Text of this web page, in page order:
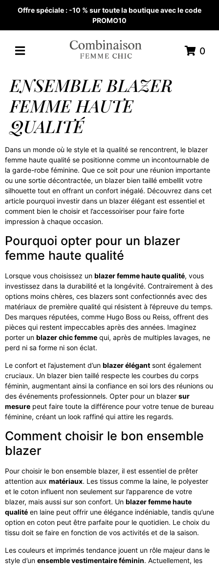
Offre spéciale : -10 % sur toute la boutique avec le code
PROMO10
0
ENSEMBLE BLAZER
FEMME HAUTE
QUALITÉ
Dans un monde où le style et la qualité se rencontrent, le blazer
femme haute qualité se positionne comme un incontournable de
la garde-robe féminine. Que ce soit pour une réunion importante
ou une sortie décontractée, un blazer bien taillé embellit votre
silhouette tout en offrant un confort inégalé. Découvrez dans cet
article pourquoi investir dans un blazer élégant est essentiel et
comment bien le choisir et l’accessoiriser pour faire forte
impression à chaque occasion.
Pourquoi opter pour un blazer
femme haute qualité
Lorsque vous choisissez un blazer femme haute qualité, vous
investissez dans la durabilité et la longévité. Contrairement à des
options moins chères, ces blazers sont confectionnés avec des
matériaux de première qualité qui résistent à l’épreuve du temps.
Des marques réputées, comme Hugo Boss ou Reiss, offrent des
pièces qui restent impeccables après des années. Imaginez
porter un blazer chic femme qui, après de multiples lavages, ne
perd ni sa forme ni son éclat.
Le confort et l’ajustement d’un blazer élégant sont également
cruciaux. Un blazer bien taillé respecte les courbes du corps
féminin, augmentant ainsi la confiance en soi lors des réunions ou
des événements professionnels. Opter pour un blazer sur
mesure peut faire toute la différence pour votre tenue de bureau
féminine, créant un look raffiné qui attire les regards.
Comment choisir le bon ensemble
blazer
Pour choisir le bon ensemble blazer, il est essentiel de prêter
attention aux matériaux. Les tissus comme la laine, le polyester
et le coton influent non seulement sur l’apparence de votre
blazer, mais aussi sur son confort. Un blazer femme haute
qualité en laine peut offrir une élégance indéniable, tandis qu’une
option en coton peut être parfaite pour le quotidien. Le choix du
tissu doit se faire en fonction de vos activités et de la saison.
Les couleurs et imprimés tendance jouent un rôle majeur dans le
style d’un ensemble vestimentaire féminin. Actuellement, les